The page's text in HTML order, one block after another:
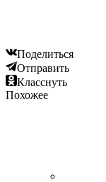
Поделиться
Отправить
Класснуть
Похожее